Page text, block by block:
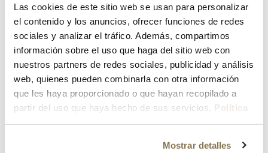
Las cookies de este sitio web se usan para personalizar
el contenido y los anuncios, ofrecer funciones de redes
sociales y analizar el tráfico. Además, compartimos
información sobre el uso que haga del sitio web con
nuestros partners de redes sociales, publicidad y análisis
web, quienes pueden combinarla con otra información
que les haya proporcionado o que hayan recopilado a
partir del uso que haya hecho de sus servicios. Política
Mostrar detalles
¿Has olvidado tu contraseña?